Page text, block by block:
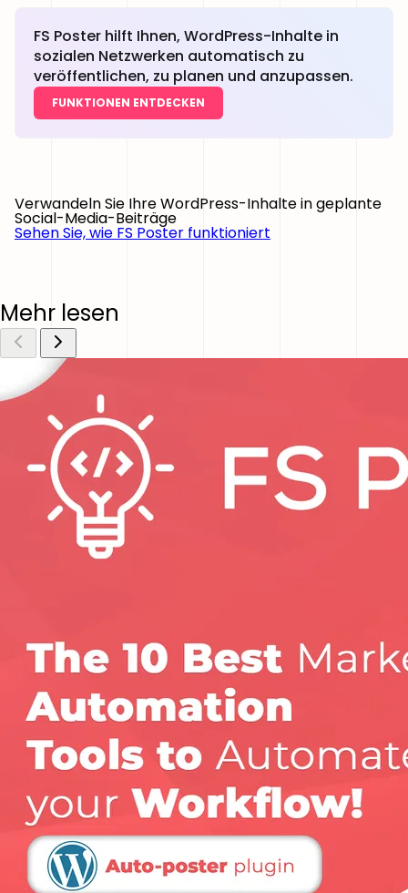
FS Poster hilft Ihnen, WordPress-Inhalte in
sozialen Netzwerken automatisch zu
veröffentlichen, zu planen und anzupassen.
FUNKTIONEN ENTDECKEN
Verwandeln Sie Ihre WordPress-Inhalte in geplante
Social-Media-Beiträge
Sehen Sie, wie FS Poster funktioniert
Mehr lesen